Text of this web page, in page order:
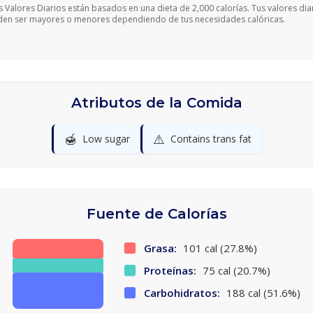
Valores Diarios están basados en una dieta de 2,000 calorías. Tus valores
ser mayores o menores dependiendo de tus necesidades calóricas.
Atributos de la Comida
🍯 Low sugar ⚠️ Contains trans fat
Fuente de Calorías
Grasa: 101 cal (27.8%)
Proteínas: 75 cal (20.7%)
Carbohidratos: 188 cal (51.6%)